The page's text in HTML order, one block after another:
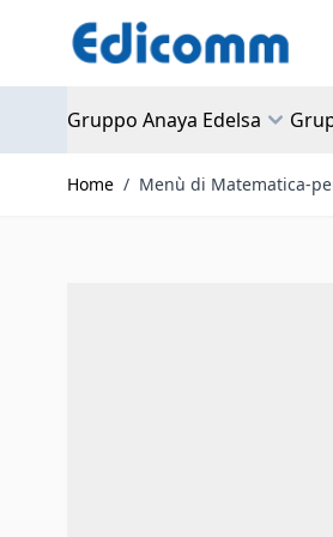
Gruppo Anaya Edelsa
Home / Menù di Matematica-